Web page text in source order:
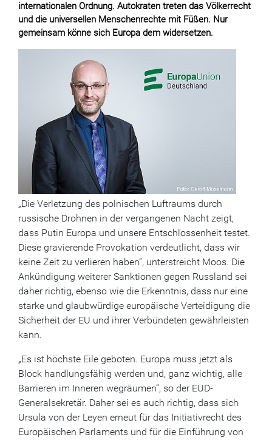
internationalen Ordnung. Autokraten treten das Völkerrecht
und die universellen Menschenrechte mit Füßen. Nur
gemeinsam könne sich Europa dem widersetzen.
„Die Verletzung des polnischen Luftraums durch
russische Drohnen in der vergangenen Nacht zeigt,
dass Putin Europa und unsere Entschlossenheit testet.
Diese gravierende Provokation verdeutlicht, dass wir
keine Zeit zu verlieren haben“, unterstreicht Moos. Die
Ankündigung weiterer Sanktionen gegen Russland sei
daher richtig, ebenso wie die Erkenntnis, dass nur eine
starke und glaubwürdige europäische Verteidigung die
Sicherheit der EU und ihrer Verbündeten gewährleisten
kann.
„Es ist höchste Eile geboten. Europa muss jetzt als
Block handlungsfähig werden und, ganz wichtig, alle
Barrieren im Inneren wegräumen“, so der EUD-
Generalsekretär. Daher sei es auch richtig, dass sich
Ursula von der Leyen erneut für das Initiativrecht des
Europäischen Parlaments und für die Einführung von